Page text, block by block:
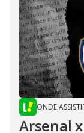
ONDE
Arsenal